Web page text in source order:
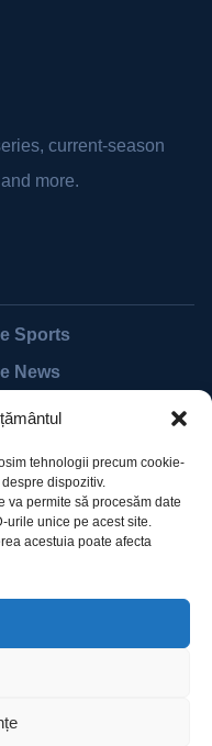
tehnologii precum cookie-
dispozitiv.
va permite să procesăm date
urile unice pe acest site.
acestuia poate afecta
current-season
more.
Sports
News
TV
All Rights